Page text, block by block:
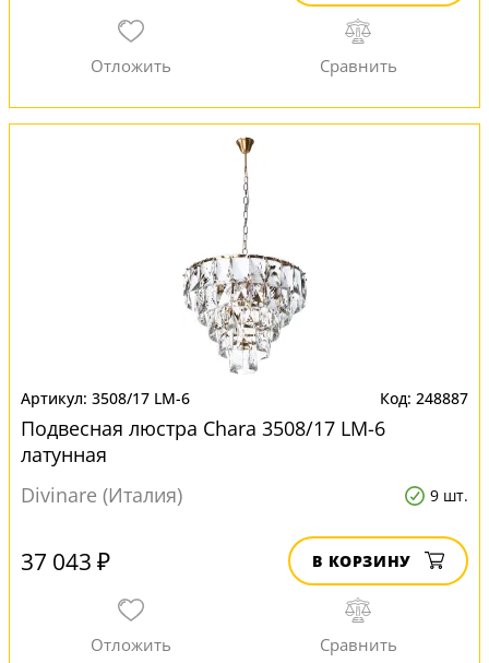
3508/17 LM-6 248887
Подвесная люстра Chara 3508/17 LM-6
латунная
Divinare (Италия)
9 шт.
37 043 ₽ В КОРЗИНУ